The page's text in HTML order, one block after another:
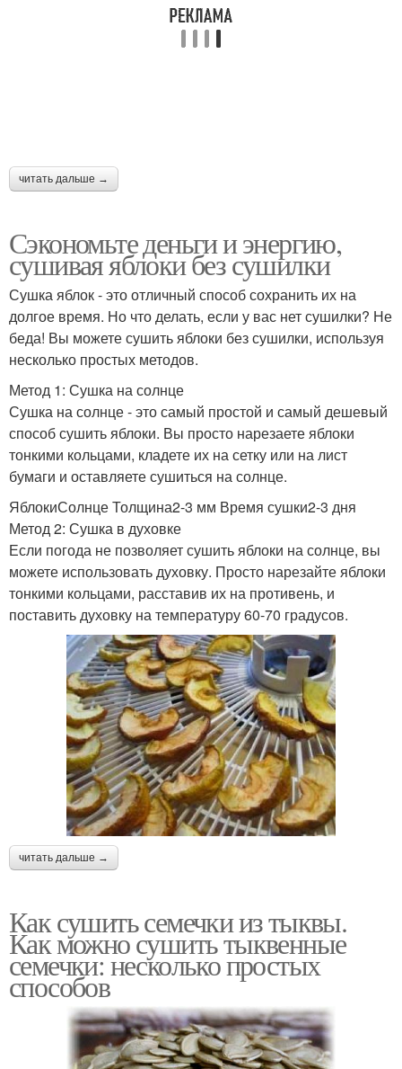
читать дальше →
Сэкономьте деньги и энергию,
сушивая яблоки без сушилки
Сушка яблок - это отличный способ сохранить их на
долгое время. Но что делать, если у вас нет сушилки? Не
беда! Вы можете сушить яблоки без сушилки, используя
несколько простых методов.
Метод 1: Сушка на солнце
Сушка на солнце - это самый простой и самый дешевый
способ сушить яблоки. Вы просто нарезаете яблоки
тонкими кольцами, кладете их на сетку или на лист
бумаги и оставляете сушиться на солнце.
ЯблокиСолнце Толщина2-3 мм Время сушки2-3 дня
Метод 2: Сушка в духовке
Если погода не позволяет сушить яблоки на солнце, вы
можете использовать духовку. Просто нарезайте яблоки
тонкими кольцами, расставив их на противень, и
поставить духовку на температуру 60-70 градусов.
читать дальше →
Как сушить семечки из тыквы.
Как можно сушить тыквенные
семечки: несколько простых
способов